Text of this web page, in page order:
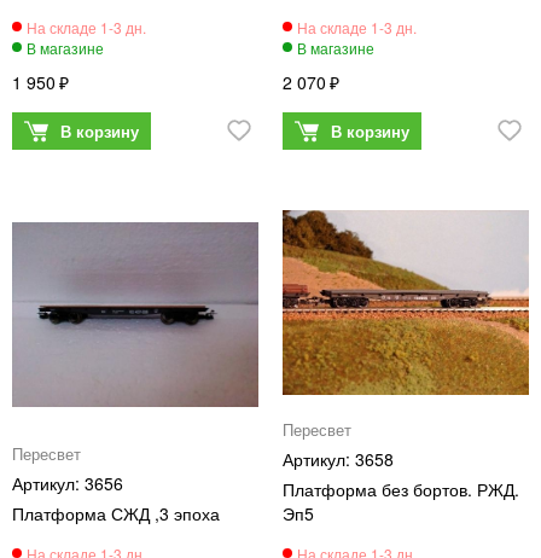
1 950 2 070
Пересвет
3656
Платформа СЖД ,3 эпоха
Пересвет
3658
Платформа без бортов. РЖД.
Эп5